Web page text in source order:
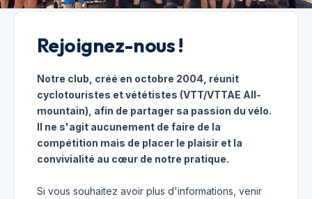
Rejoignez-nous !
Notre club, créé en octobre 2004, réunit
cyclotouristes et vététistes (VTT/VTTAE All-
mountain), afin de partager sa passion du vélo.
Il ne s'agit aucunement de faire de la
compétition mais de placer le plaisir et la
convivialité au cœur de notre pratique.
Si vous souhaitez avoir plus d'informations, venir